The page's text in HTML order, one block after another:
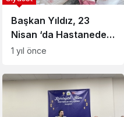
Başkan Yıldız, 23
Nisan ‘da Hastanede
Tedavi Gören
1 yıl önce